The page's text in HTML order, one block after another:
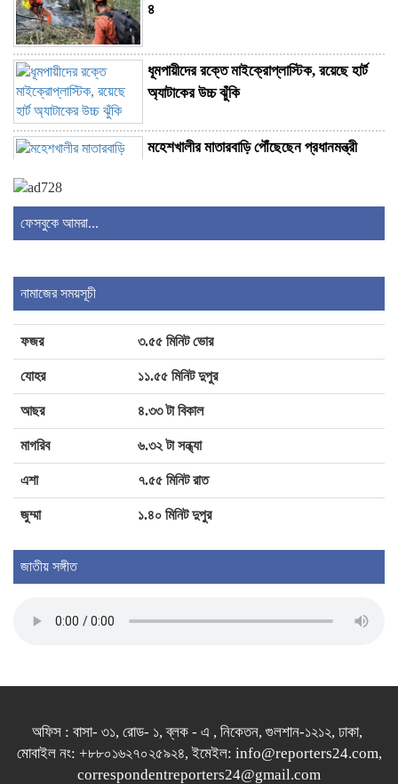
৪
ধূমপায়ীদের রক্তে মাইক্রোপ্লাস্টিক, রয়েছে হার্ট
অ্যাটাকের উচ্চ ঝুঁকি
মহেশখালীর মাতারবাড়ি পৌঁছেছেন প্রধানমন্ত্রী
কুলাউড়া সীমান্তে বিএসএফের গুলিতে বাংলাদেশি
পরীক্ষক নিয়োগে অনিয়মের অভিযোগ ‘ভিত্তিহীন’:
হেলিকপ্টারে মহেশখালীর পথে প্রধানমন্ত্রী
রাষ্ট্রপতি নির্বাচনে প্রার্থী দেবে জামায়াত
ফেসবুকে আমরা...
নামাজের সময়সূচী
ফজর ৩.৫৫ মিনিট ভোর
যোহর ১১.৫৫ মিনিট দুপুর
আছর ৪.৩৩ টা বিকাল
মাগরিব ৬.৩২ টা সন্ধ্যা
এশা ৭.৫৫ মিনিট রাত
জুম্মা ১.৪০ মিনিট দুপুর
জাতীয় সঙ্গীত
অফিস : বাসা- ৩১, রোড- ১, ব্লক - এ , নিকেতন, গুলশান-১২১২, ঢাকা,
মোবাইল নং: +৮৮০১৬২৭০২৫৯২৪, ইমেইল: info@reporters24.com,
correspondentreporters24@gmail.com